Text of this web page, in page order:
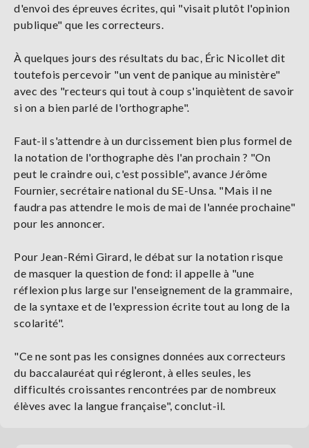
d'envoi des épreuves écrites, qui "visait plutôt l'opinion
publique" que les correcteurs.
À quelques jours des résultats du bac, Éric Nicollet dit
toutefois percevoir "un vent de panique au ministère"
avec des "recteurs qui tout à coup s'inquiètent de savoir
si on a bien parlé de l'orthographe".
Faut-il s'attendre à un durcissement bien plus formel de
la notation de l'orthographe dès l'an prochain ? "On
peut le craindre oui, c'est possible", avance Jérôme
Fournier, secrétaire national du SE-Unsa. "Mais il ne
faudra pas attendre le mois de mai de l'année prochaine"
pour les annoncer.
Pour Jean-Rémi Girard, le débat sur la notation risque
de masquer la question de fond: il appelle à "une
réflexion plus large sur l'enseignement de la grammaire,
de la syntaxe et de l'expression écrite tout au long de la
scolarité".
"Ce ne sont pas les consignes données aux correcteurs
du baccalauréat qui régleront, à elles seules, les
difficultés croissantes rencontrées par de nombreux
élèves avec la langue française", conclut-il.